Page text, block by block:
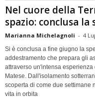
Nel cuore della
spazio: conclusa la
Marianna Michelagnoli - 4
Si è conclusa a fine giugno la
addestramento che prepara gli
attraverso un'intensa
Matese. Dall'isolamento
scoperta di come due settimane
vita in orbita